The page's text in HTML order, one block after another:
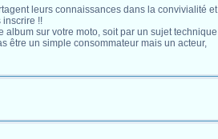
leurs connaissances dans la convivialité et
inscrire !!
sur votre moto, soit par un sujet technique
être un simple consommateur mais un acteur,